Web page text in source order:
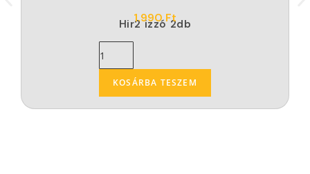
Hir2 izzó 2db
1.990Ft
KOSÁRBA TESZEM